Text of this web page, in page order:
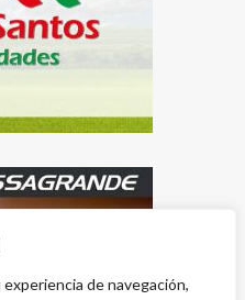
de navegación,